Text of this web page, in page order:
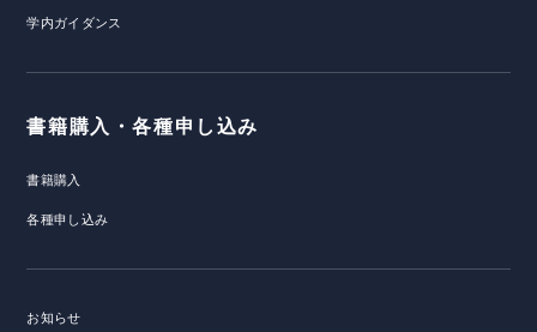
学内ガイダンス
書籍購入・各種申し込み
書籍購入
各種申し込み
お知らせ